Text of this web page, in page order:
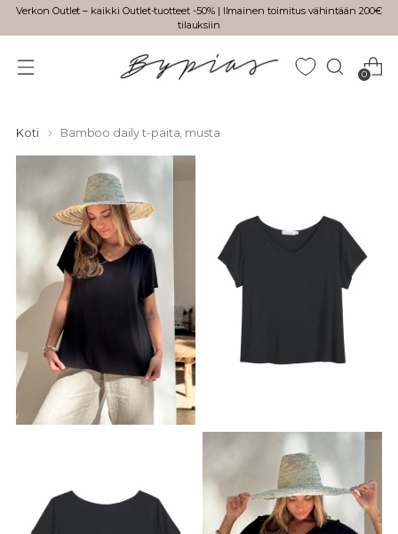
Verkon Outlet – kaikki Outlet-tuotteet -50% | Ilmainen toimitus vähintään 200€
tilauksiin
0
Koti Bamboo daily t-paita, musta